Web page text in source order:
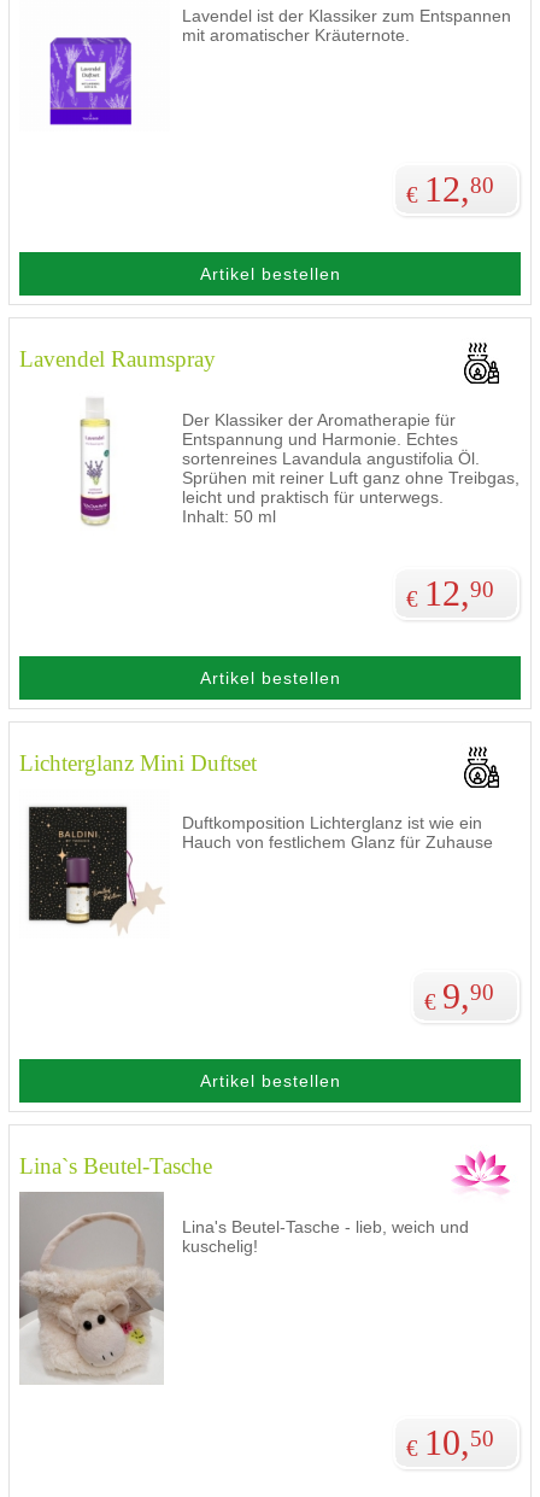
Lavendel ist der Klassiker zum Entspannen
mit aromatischer Kräuternote.
€ 12,80
Artikel bestellen
Lavendel Raumspray
Der Klassiker der Aromatherapie für
Entspannung und Harmonie. Echtes
sortenreines Lavandula angustifolia Öl.
Sprühen mit reiner Luft ganz ohne Treibgas,
leicht und praktisch für unterwegs.
Inhalt: 50 ml
€ 12,90
Artikel bestellen
Lichterglanz Mini Duftset
Duftkomposition Lichterglanz ist wie ein
Hauch von festlichem Glanz für Zuhause
€ 9,90
Artikel bestellen
Lina`s Beutel-Tasche
Lina's Beutel-Tasche - lieb, weich und
kuschelig!
€ 10,50